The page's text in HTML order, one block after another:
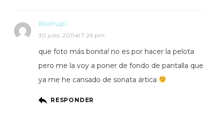
BioYupi
30 julio, 2011 el 7:26 pm
que foto más bonita! no es por hacer la pelota
pero me la voy a poner de fondo de pantalla que
ya me he cansado de sonata ártica
RESPONDER